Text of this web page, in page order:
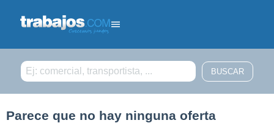
Parece que no hay ninguna oferta